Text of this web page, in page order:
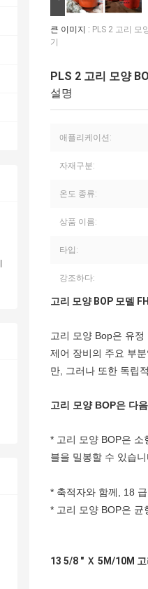
큰 이미지 : PLS 2 고리 모
기
PLS 2 고리 모양
설명
애플리케이션:
자재구분:
온도 종류:
상품 이름:
타입:
강조하다:
고리 모양 BOP 모델
고리 모양 Bop은 유
제어 장비의 주요 부
만, 그러나 또한 독립
고리 모양 BOP은 다
* 고리 모양 BOP은
블을 밀봉할 수 있습니
* 축적자와 함께, 18
* 고리 모양 BOP은
13 5/8 " Ｘ 5M/10M